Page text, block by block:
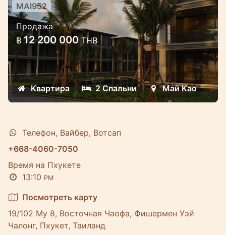
Новый проект кондоминиумов на
берегу пляжа Май Као
Новый проект кондоминиумов прямо на
берегу моря по доступной цене! Пляж
Май Као
MAI952
Продажа
฿ 12 200 000THB
Квартира 2 Спальни Май Као
Телефон, Вайбер, Вотсап
+668-4060-7050
Время на Пхукете
13:10 PM
Посмотреть карту
19/102 Му 8, Восточная Чаофа, Фишермен Уэй
Чалонг, Пхукет, Таиланд